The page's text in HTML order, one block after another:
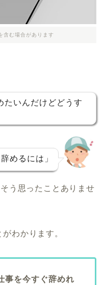
含む場合があります
たいんだけどどうす
めるには」
う思ったことありませ
わかります。
事を今すぐ辞めれ